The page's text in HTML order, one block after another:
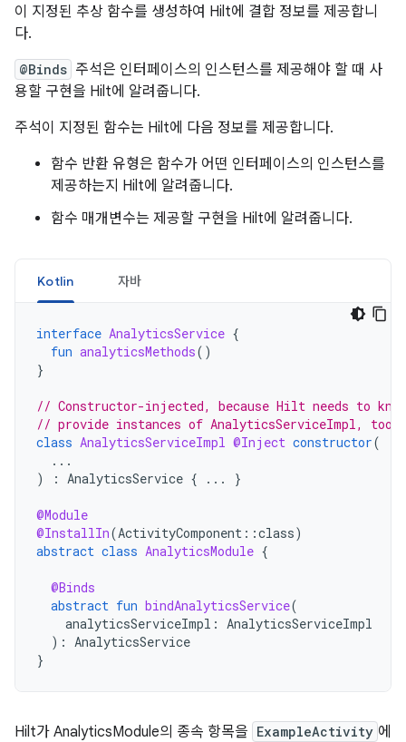
이 지정된 추상 함수를 생성하여 Hilt에 결합 정보를 제공합니
다.
@Binds 주석은 인터페이스의 인스턴스를 제공해야 할 때 사
용할 구현을 Hilt에 알려줍니다.
주석이 지정된 함수는 Hilt에 다음 정보를 제공합니다.
함수 반환 유형은 함수가 어떤 인터페이스의 인스턴스를
제공하는지 Hilt에 알려줍니다.
함수 매개변수는 제공할 구현을 Hilt에 알려줍니다.
Kotlin 자바
interface AnalyticsService {
fun analyticsMethods()
}
// Constructor-injected, because Hilt needs to
// provide instances of AnalyticsServiceImpl, too.
class AnalyticsServiceImpl @Inject constructor(
...
)
: AnalyticsService { ... }
@Module
@InstallIn(ActivityComponent ::class)
abstract class AnalyticsModule {
@Binds
abstract fun bindAnalyticsService(
analyticsServiceImpl : AnalyticsServiceImpl
): AnalyticsService
}
Hilt가 AnalyticsModule의 종속 항목을 ExampleActivity 에